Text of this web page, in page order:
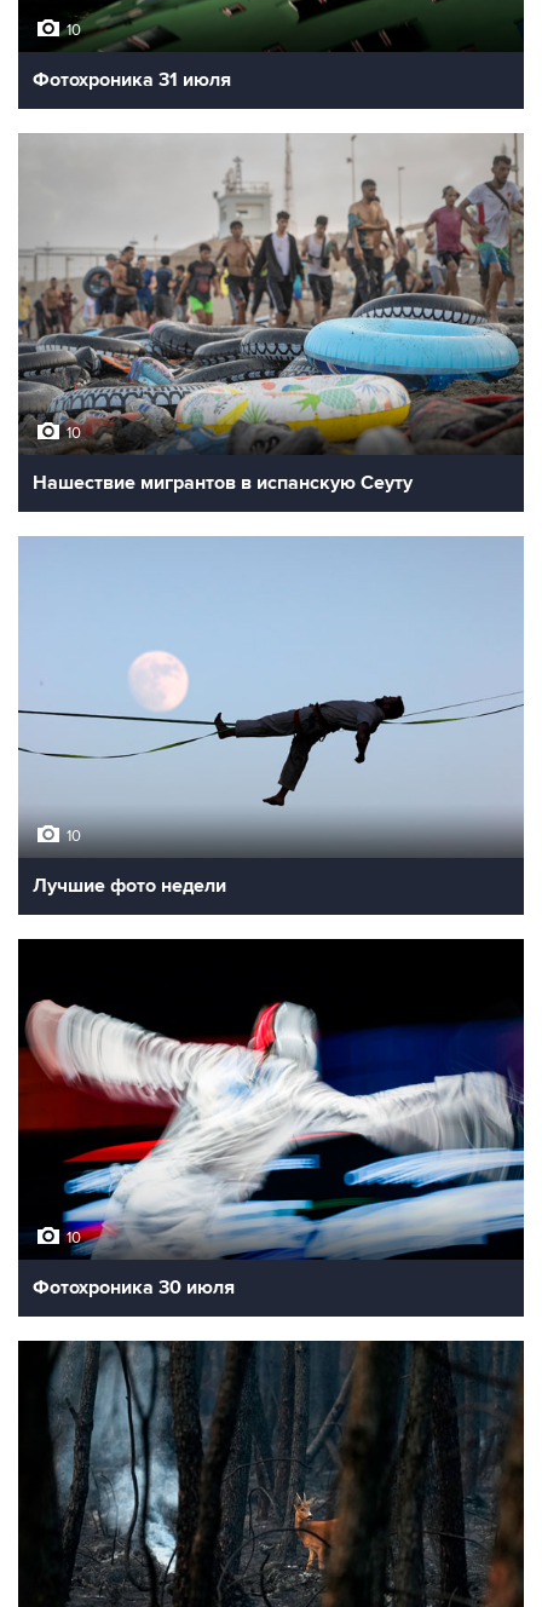
10
Фотохроника 31 июля
10
Нашествие мигрантов в испанскую Сеуту
10
Лучшие фото недели
10
Фотохроника 30 июля